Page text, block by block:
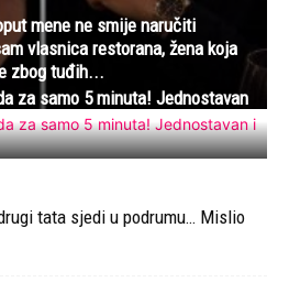
mene ne smije naručiti
vlasnica restorana, žena koja
zbog tuđih...
za samo 5 minuta! Jednostavan
tata sjedi u podrumu… Mislio